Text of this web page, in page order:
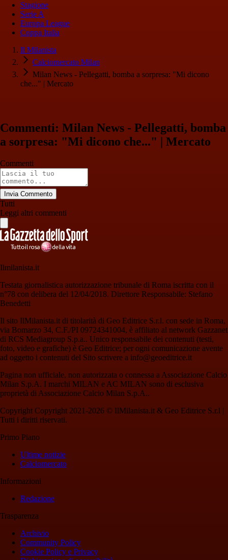
Stagione
Serie A
Europa League
Coppa Italia
Il Milanista
Calciomercato Milan
Milan News - Pellegatti, bomba a sorpresa: "Mi dicono
che..." | Mercato
Commenti: Milan News - Pellegatti, bomba
a sorpresa: "Mi dicono che..." | Mercato
Commenti
Invia Commento
Tutti
Leggi altri commenti
Ilmilanista.it
Testata giornalistica autorizzazione tribunale di Roma iscritta con il
n°78 con delibera del 12/04/2018. Direttore Responsabile: Stefano
Benedetti
Il sito IlMilanista.it di titolarità di Geo Editrice S.r.l. con sede in Roma,
via Bomarzo 34, C.F./PI 09724341004, è affiliato al network Gazzanet
di RCS Mediagroup S.p.a.. Unico responsabile dei contenuti (testi,
foto, video e grafiche) è Geo Editrice; per ogni comunicazione avente
ad oggetto i contenuti del Sito scrivere a info@geoeditrice.it
Pagina non ufficiale, non autorizzata o connessa a Associazione Calcio
Milan S.p.A. I marchi MILAN e AC MILAN sono di esclusiva
proprietà di Associazione Calcio Milan S.p.A..
Copyright Copyright 2021-2026 © IlMilanista.it & Geo Editrice S.r.l |
Tutti i diritti riservati.
Primo Piano
Ultime notizie
Calciomercato
Informazioni
Redazione
Trasparenza
Archivio
Community Policy
Cookie Policy e Privacy